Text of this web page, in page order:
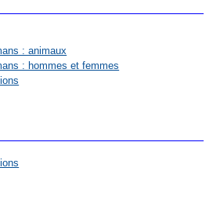
: animaux
: hommes et femmes